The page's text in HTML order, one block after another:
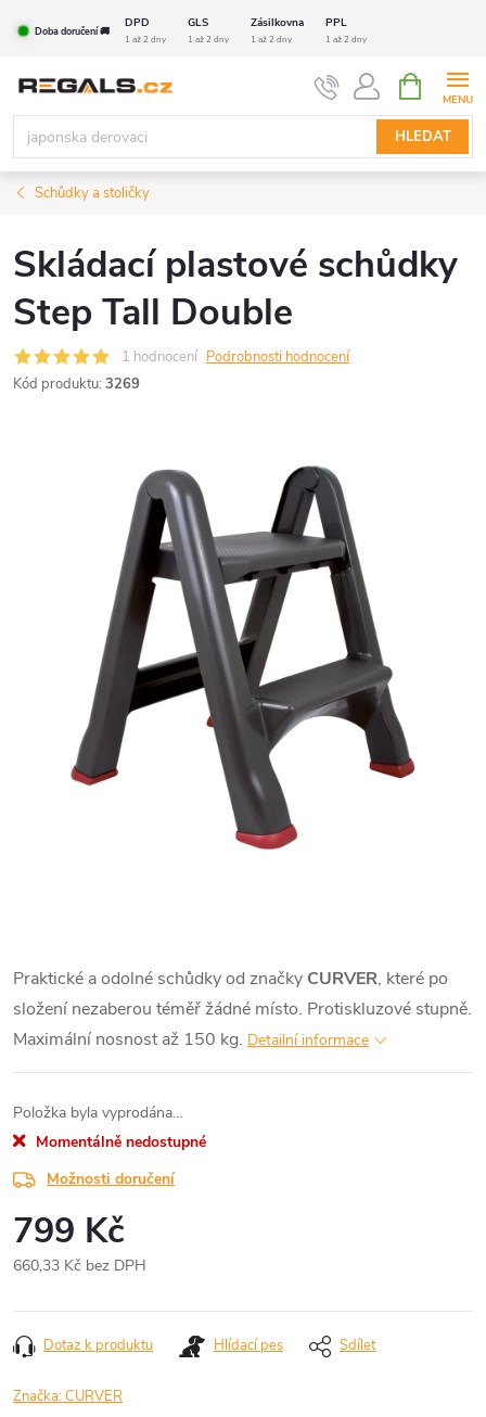
Doba doručení 🚚
DPD GLS Zásilkovna PPL
1 až 2 dny 1 až 2 dny 1 až 2 dny 1 až 2 dny
HLEDAT
NÁKUPNÍ
KOŠÍK
Schůdky a stoličky
Skládací plastové schůdky
Step Tall Double
1 hodnocení Podrobnosti hodnocení
Kód produktu: 3269
Praktické a odolné schůdky od značky CURVER, které po
složení nezaberou téměř žádné místo. Protiskluzové stupně.
Maximální nosnost až 150 kg. Detailní informace
Položka byla vyprodána…
Momentálně nedostupné
Možnosti doručení
799 Kč
660,33 Kč bez DPH
cena:
Dotaz k produktu Hlídací pes Sdílet
Značka:CURVER